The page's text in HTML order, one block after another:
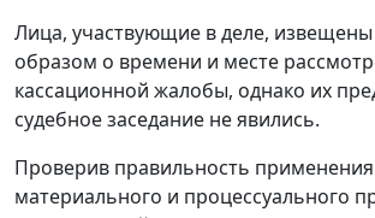
Лица, участвующие в деле,
образом о времени и месте
кассационной жалобы, однако их
судебное заседание не явились.
Проверив правильность
материального и процессуального